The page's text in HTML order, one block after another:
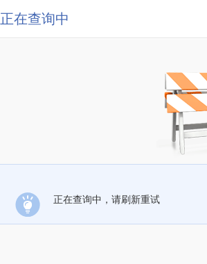
正在查询中
正在查询中，请刷新重试